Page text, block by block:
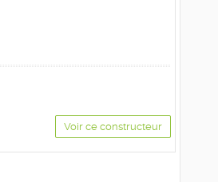
Voir ce constructeur